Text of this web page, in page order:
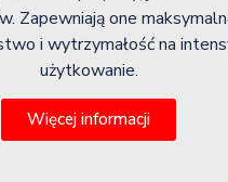
Zapewniają one
i wytrzymałość na
użytkowanie.
Więcej informacji